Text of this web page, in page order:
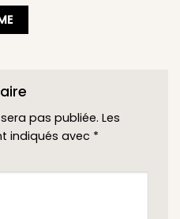
pas publiée. Les
indiqués avec *